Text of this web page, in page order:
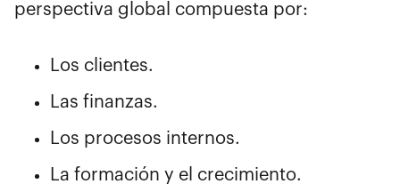
perspectiva global compuesta por:
Los clientes.
Las finanzas.
Los procesos internos.
La formación y el crecimiento.